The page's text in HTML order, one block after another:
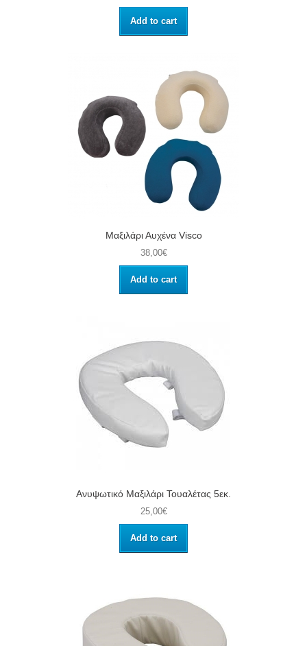
Add to cart
Μαξιλάρι Αυχένα Visco
38,00€
Add to cart
Ανυψωτικό Μαξιλάρι Τουαλέτας 5εκ.
25,00€
Add to cart